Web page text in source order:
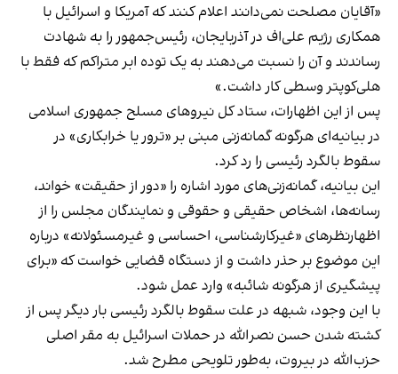
«آقایان مصلحت نمی‌دانند اعلام کنند که آمریکا و اسرائیل با
همکاری رژیم علی‌اف در آذربایجان، رئیس‌جمهور را به شهادت
رساندند و آن را نسبت می‌دهند به یک توده ابر متراکم که فقط با
هلی‌کوپتر وسطی کار داشت.»
پس از این اظهارات، ستاد کل نیروهای مسلح جمهوری اسلامی
در بیانیه‌ای هرگونه گمانه‌زنی مبنی بر «ترور یا خرابکاری» در
سقوط بالگرد رئیسی را رد کرد.
این بیانیه، گمانه‌زنی‌های مورد اشاره را «دور از حقیقت» خواند،
رسانه‌ها، اشخاص حقیقی و حقوقی و نمایندگان مجلس را از
اظهارنظرهای «غیرکارشناسی، احساسی و غیرمسئولانه» درباره
این موضوع بر حذر داشت و از دستگاه قضایی خواست که «برای
پیشگیری از هرگونه شائبه» وارد عمل شود.
با این وجود، شبهه در علت سقوط بالگرد رئیسی بار دیگر پس از
کشته شدن حسن نصرالله در حملات اسرائیل به مقر اصلی
حزب‌الله در بیروت، به‌طور تلویحی مطرح شد.